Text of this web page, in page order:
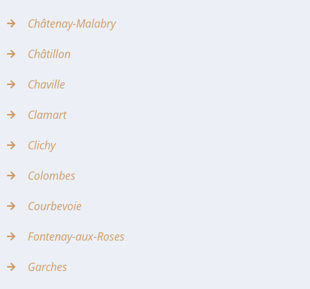
Châtenay-Malabry
Châtillon
Chaville
Clamart
Clichy
Colombes
Courbevoie
Fontenay-aux-Roses
Garches